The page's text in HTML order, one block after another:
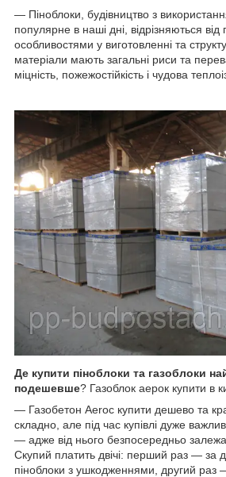
— Піноблоки, будівництво з
популярне в наші дні, відрізняються від
особливостями у виготовленні та
матеріали мають загальні риси та
міцність, пожежостійкість і чудова
Де купити піноблоки та газоблоки
подешевше? Газоблок аерок купити в
— Газобетон Aeroc купити дешево та
складно, але під час купівлі дуже
— адже від нього безпосередньо
Скупий платить двічі: перший раз — за
піноблоки з ушкодженнями, другий раз